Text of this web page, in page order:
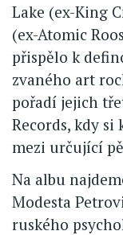
Lake (ex-King
(ex-Atomic
přispělo k
zvaného art
pořadí jejich
Records, kdy si
mezi určující
Na albu
Modesta
ruského